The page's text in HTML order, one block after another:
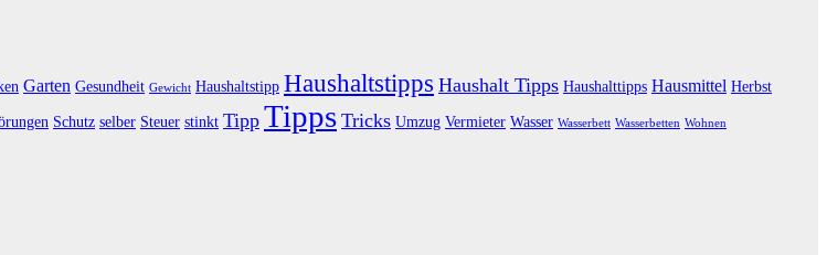
Garten Gesundheit Gewicht Haushaltstipp Haushaltstipps Haushalt Tipps Haushalttipps Hausmittel Herbst
Schutz selber Steuer stinkt Tipp Tipps Tricks Umzug Vermieter Wasser Wasserbett Wasserbetten Wohnen